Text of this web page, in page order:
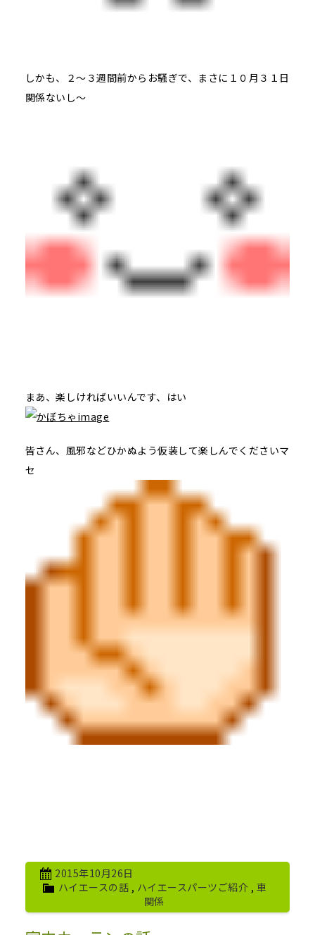
しかも、２～３週間前からお騒ぎで、まさに１０月３１日
関係ないし～
まあ、楽しければいいんです、はい
皆さん、風邪などひかぬよう仮装して楽しんでくださいマ
セ
2015年10月26日
ハイエースの話 , ハイエースパーツご紹介 , 車
関係